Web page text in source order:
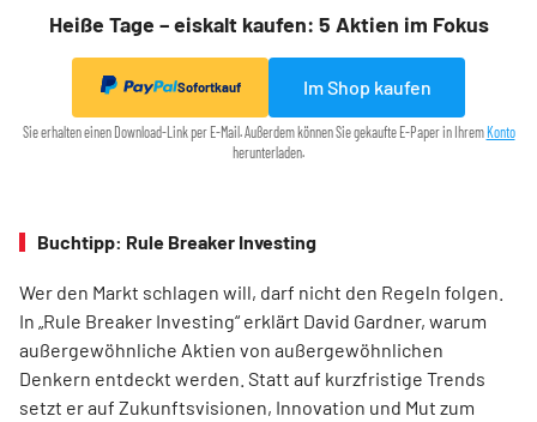
Heiße Tage – eiskalt kaufen: 5 Aktien im Fokus
Sofortkauf Im Shop kaufen
Sie erhalten einen Download-Link per E-Mail. Außerdem können Sie gekaufte E-Paper in IhremKonto
herunterladen.
Buchtipp: Rule Breaker Investing
Wer den Markt schlagen will, darf nicht den Regeln folgen.
In „Rule Breaker Investing“ erklärt David Gardner, warum
außergewöhnliche Aktien von außer­gewöhnlichen
Denkern entdeckt werden. Statt auf kurzfristige Trends
setzt er auf Zukunftsvisionen, Innovation und Mut zum